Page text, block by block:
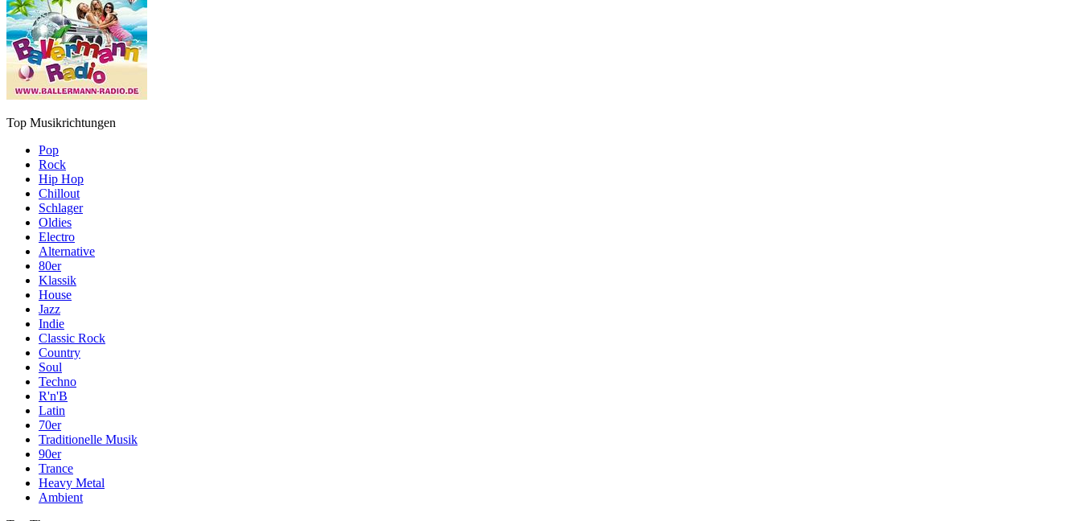
Top Musikrichtungen
Pop
Rock
Hip Hop
Chillout
Schlager
Oldies
Electro
Alternative
80er
Klassik
House
Jazz
Indie
Classic Rock
Country
Soul
Techno
R'n'B
Latin
70er
Traditionelle Musik
90er
Trance
Heavy Metal
Ambient